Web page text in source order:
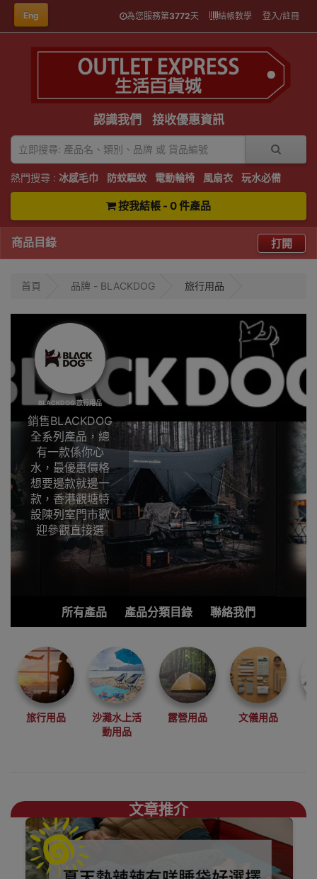
Eng 為您服務第3772天 結帳教學 登入/註冊
認識我們 接收優惠資訊
熱門搜尋 : 冰感毛巾 防蚊驅蚊 電動輪椅 風扇衣 玩水必備
按我結帳 - 0 件產品
商品目錄 打開
首頁 品牌 - BLACKDOG 旅行用品
BLACKDOG 旅行用品
銷售BLACKDOG
全系列產品，總
有一款係你心
水，最優惠價格
想要邊款就邊一
款，香港觀塘特
設陳列室門市歡
迎參觀直接選
購。
綠、藍和紅等等
為你帶來全黑露
營感受
而BLACKDOG推
出了多款全黑互
外露營用品，為
露營人士帶來耳
所有產品 產品分類目錄 聯絡我們
旅行用品
沙灘水上活
動用品
露營用品 文儀用品
文章推介